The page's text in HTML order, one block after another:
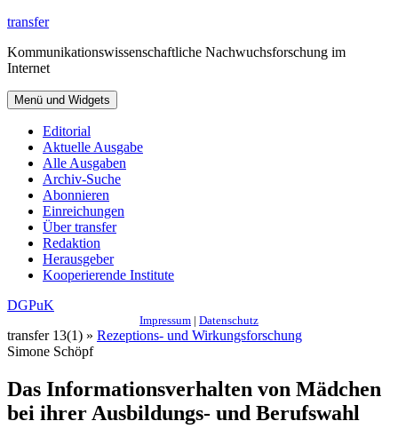
Zum
springen
transfer
Kommunikationswissenschaftliche Nachwuchsforschung im
Internet
Menü und Widgets
Editorial
Aktuelle Ausgabe
Alle Ausgaben
Archiv-Suche
Abonnieren
Einreichungen
Über transfer
Redaktion
Herausgeber
Kooperierende Institute
DGPuK
Impressum | Datenschutz
transfer 13(1) » Rezeptions- und Wirkungsforschung
Simone Schöpf
Das Informationsverhalten von Mädchen
bei ihrer Ausbildungs- und Berufswahl